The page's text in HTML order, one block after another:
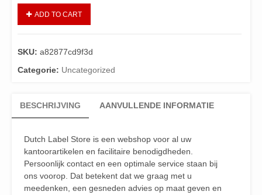
ADD TO CART
SKU: a82877cd9f3d
Categorie: Uncategorized
BESCHRIJVING AANVULLENDE INFORMATIE
Dutch Label Store is een webshop voor al uw
kantoorartikelen en facilitaire benodigdheden.
Persoonlijk contact en een optimale service staan bij
ons voorop. Dat betekent dat we graag met u
meedenken, een gesneden advies op maat geven en